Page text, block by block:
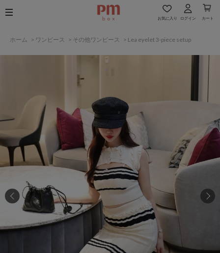
お気に入り ログイン カート
ホーム > ワンピース > その他ワンピース > Lea eyelet 3-piece setup